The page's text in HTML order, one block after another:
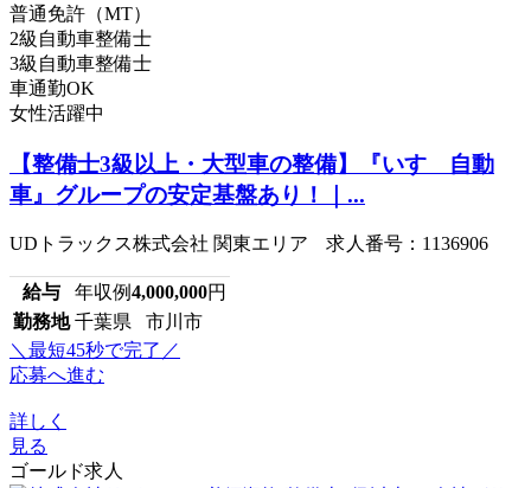
普通免許（MT）
2級自動車整備士
3級自動車整備士
車通勤OK
女性活躍中
【整備士3級以上・大型車の整備】『いすゞ自動
車』グループの安定基盤あり！｜...
UDトラックス株式会社 関東エリア 求人番号：1136906
給与 年収例4,000,000円
勤務地 千葉県 市川市
＼最短45秒で完了／
応募へ進む
詳しく
見る
ゴールド求人